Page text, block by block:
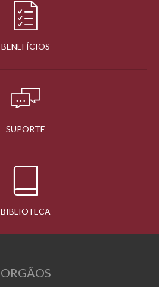
BENEFÍCIOS
SUPORTE
BIBLIOTECA
ORGÃOS